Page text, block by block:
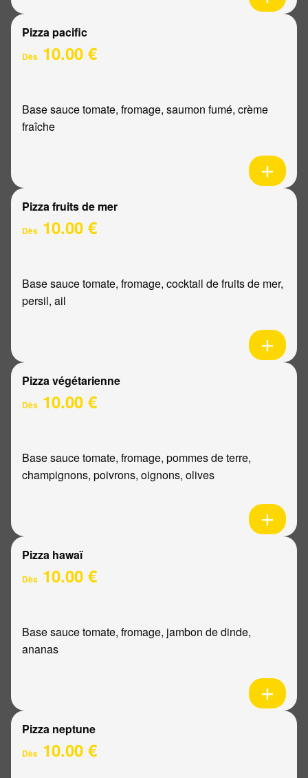
Pizza pacific
Dès 10.00 €
Base sauce tomate, fromage, saumon fumé, crème
fraîche
Pizza fruits de mer
Dès 10.00 €
Base sauce tomate, fromage, cocktail de fruits de mer,
persil, ail
Pizza végétarienne
Dès 10.00 €
Base sauce tomate, fromage, pommes de terre,
champignons, poivrons, oignons, olives
Pizza hawaï
Dès 10.00 €
Base sauce tomate, fromage, jambon de dinde,
ananas
Pizza neptune
Dès 10.00 €